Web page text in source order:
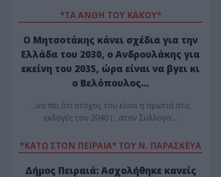
*ΤΑ ΆΝΘΗ ΤΟΥ ΚΑΚΟΎ*
Ο Μητσοτάκης κάνει σχέδια για την
Ελλάδα του 2030, ο Ανδρουλάκης για
εκείνη του 2035, ώρα είναι να βγει κι
ο Βελόπουλος…
…να πει ότι στόχος του είναι η πρωτιά στις
εκλογές του 2040 (…στον Σύλλογο…
*ΚΑΤΩ ΣΤΟΝ ΠΕΙΡΑΙΑ* ΤΟΥ Ν. ΠΑΡΑΣΚΕΥΑ
Δήμος Πειραιά: Ασχολήθηκε κανείς